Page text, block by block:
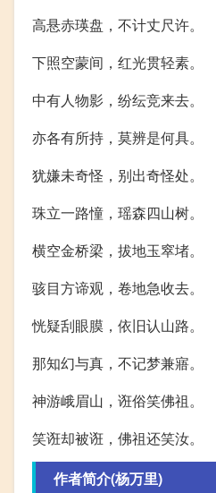
高悬赤瑛盘，不计丈尺许。
下照空蒙间，红光贯轻素。
中有人物影，纷纭竞来去。
亦各有所持，莫辨是何具。
犹嫌未奇怪，别出奇怪处。
珠立一路憧，瑶森四山树。
横空金桥梁，拔地玉窣堵。
骇目方谛观，卷地急收去。
恍疑刮眼膜，依旧认山路。
那知幻与真，不记梦兼寤。
神游峨眉山，诳俗笑佛祖。
笑诳却被诳，佛祖还笑汝。
作者简介(杨万里)